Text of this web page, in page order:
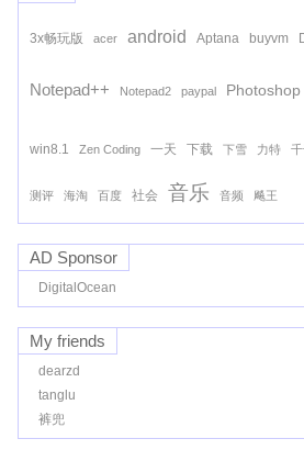
3x畅玩版 acer android Aptana buyvm
Notepad++ Notepad2 paypal Photoshop
win8.1 Zen Coding 一天 下载 下雪 力特
测评 海淘 百度 社会 音乐 音频 飚王
AD Sponsor
DigitalOcean
My friends
dearzd
tanglu
裤兜